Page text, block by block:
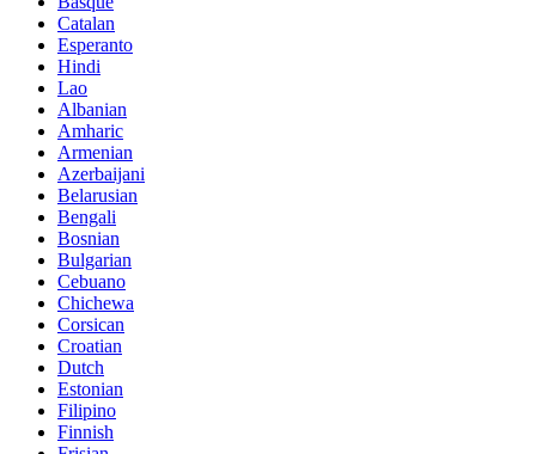
Catalan
Esperanto
Hindi
Lao
Albanian
Amharic
Armenian
Azerbaijani
Belarusian
Bengali
Bosnian
Bulgarian
Cebuano
Chichewa
Corsican
Croatian
Dutch
Estonian
Filipino
Finnish